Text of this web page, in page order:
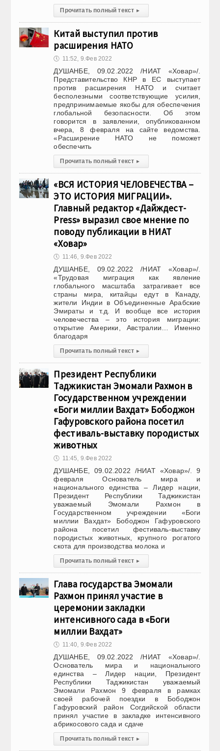
Прочитать полный текст ▸
Китай выступил против
расширения НАТО
🕔 11:52, 9.Фев 2022
ДУШАНБЕ, 09.02.2022 /НИАТ «Ховар»/.
Представительство КНР в ЕС выступает
против расширения НАТО и считает
бесполезными соответствующие усилия,
предпринимаемые якобы для обеспечения
глобальной безопасности. Об этом
говорится в заявлении, опубликованном
вчера, 8 февраля на сайте ведомства.
«Расширение НАТО не поможет
обеспечить
Прочитать полный текст ▸
«ВСЯ ИСТОРИЯ ЧЕЛОВЕЧЕСТВА –
ЭТО ИСТОРИЯ МИГРАЦИИ».
Главный редактор «Дайждест-
Press» выразил свое мнение по
поводу публикации в НИАТ
«Ховар»
🕔 11:46, 9.Фев 2022
ДУШАНБЕ, 09.02.2022 /НИАТ «Ховар»/.
«Трудовая миграция как явление
глобального масштаба затрагивает все
страны мира, китайцы едут в Канаду,
жители Индии в Объединенные Арабские
Эмираты и т.д. И вообще все история
человечества – это история миграции:
открытие Америки, Австралии… Именно
благодаря
Прочитать полный текст ▸
Президент Республики
Таджикистан Эмомали Рахмон в
Государственном учреждении
«Боги миллии Вахдат» Бободжон
Гафуровского района посетил
фестиваль-выставку породистых
животных
🕔 11:45, 9.Фев 2022
ДУШАНБЕ, 09.02.2022 /НИАТ «Ховар»/. 9
февраля Основатель мира и
национального единства – Лидер нации,
Президент Республики Таджикистан
уважаемый Эмомали Рахмон в
Государственном учреждении «Боги
миллии Вахдат» Бободжон Гафуровского
района посетил фестиваль-выставку
породистых животных, крупного рогатого
скота для производства молока и
Прочитать полный текст ▸
Глава государства Эмомали
Рахмон принял участие в
церемонии закладки
интенсивного сада в «Боги
миллии Вахдат»
🕔 11:40, 9.Фев 2022
ДУШАНБЕ, 09.02.2022 /НИАТ «Ховар»/.
Основатель мира и национального
единства – Лидер нации, Президент
Республики Таджикистан уважаемый
Эмомали Рахмон 9 февраля в рамках
своей рабочей поездки в Бободжон
Гафуровский район Согдийской области
принял участие в закладке интенсивного
абрикосового сада и сдаче
Прочитать полный текст ▸